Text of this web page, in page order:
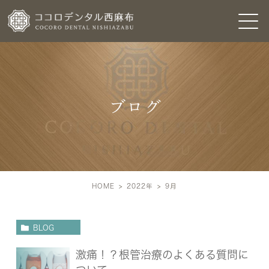
ブログ
HOME 2022年 9 月
BLOG
激痛！？根管治療のよくある質問に